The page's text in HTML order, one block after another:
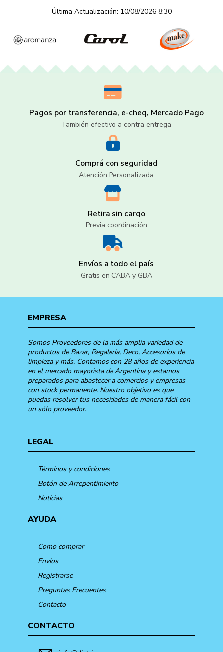
Última Actualización: 10/08/2026 8:30
Pagos por transferencia, e-cheq, Mercado Pago
También efectivo a contra entrega
Comprá con seguridad
Atención Personalizada
Retira sin cargo
Previa coordinación
Envíos a todo el país
Gratis en CABA y GBA
EMPRESA
Somos Proveedores de la más amplia variedad de
productos de Bazar, Regalería, Deco, Accesorios de
limpieza y más. Contamos con 28 años de experiencia
en el mercado mayorista de Argentina y estamos
preparados para abastecer a comercios y empresas
con stock permanente. Nuestro objetivo es que
puedas resolver tus necesidades de manera fácil con
un sólo proveedor.
LEGAL
Términos y condiciones
Botón de Arrepentimiento
Noticias
AYUDA
Como comprar
Envíos
Registrarse
Preguntas Frecuentes
Contacto
CONTACTO